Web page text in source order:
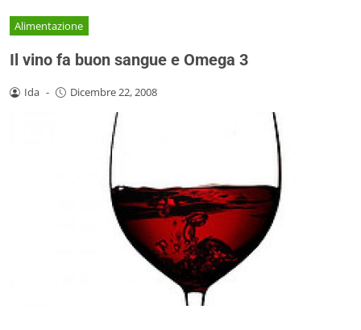
Alimentazione
Il vino fa buon sangue e Omega 3
Ida - Dicembre 22, 2008